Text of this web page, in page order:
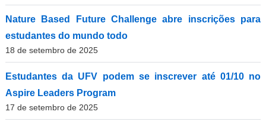
Nature Based Future Challenge abre inscrições para
estudantes do mundo todo
18 de setembro de 2025
Estudantes da UFV podem se inscrever até 01/10 no
Aspire Leaders Program
17 de setembro de 2025